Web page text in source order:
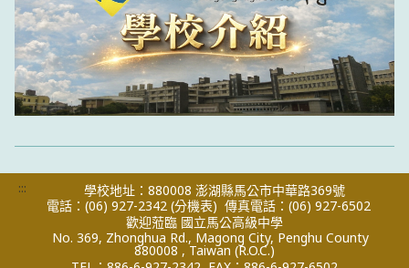
:::
學校地址：880008 澎湖縣馬公市中華路369號
電話：(06) 927-2342 (分機表) 傳真電話：(06) 927-6502
歡迎蒞臨 國立馬公高級中學
No. 369, Zhonghua Rd., Magong City, Penghu County
880008 , Taiwan (R.O.C.)